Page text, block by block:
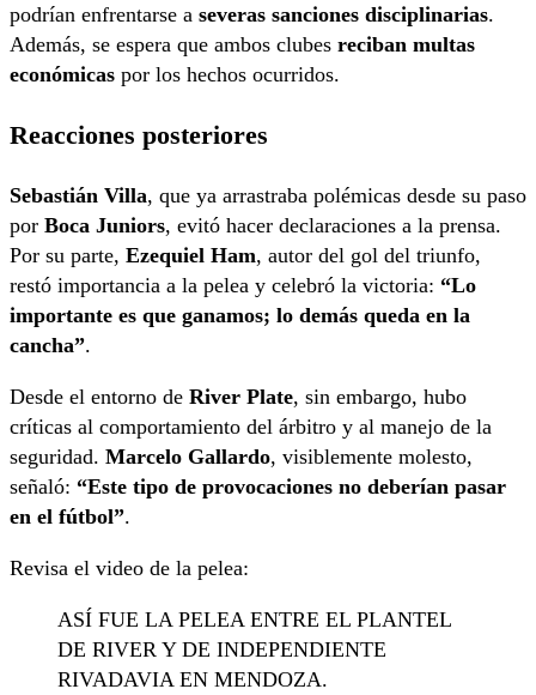
podrían enfrentarse a severas sanciones disciplinarias.
Además, se espera que ambos clubes reciban multas
económicas por los hechos ocurridos.
Reacciones posteriores
Sebastián Villa, que ya arrastraba polémicas desde su paso
por Boca Juniors, evitó hacer declaraciones a la prensa.
Por su parte, Ezequiel Ham, autor del gol del triunfo,
restó importancia a la pelea y celebró la victoria: “Lo
importante es que ganamos; lo demás queda en la
cancha”.
Desde el entorno de River Plate, sin embargo, hubo
críticas al comportamiento del árbitro y al manejo de la
seguridad. Marcelo Gallardo, visiblemente molesto,
señaló: “Este tipo de provocaciones no deberían pasar
en el fútbol”.
Revisa el video de la pelea:
ASÍ FUE LA PELEA ENTRE EL PLANTEL
DE RIVER Y DE INDEPENDIENTE
RIVADAVIA EN MENDOZA.